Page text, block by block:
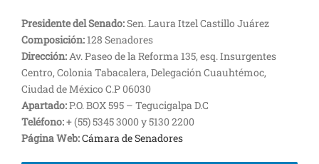
Presidente del Senado:Sen. Laura Itzel Castillo Juárez
Composición: 128 Senadores
Dirección:Av. Paseo de la Reforma 135, esq. Insurgentes
Centro, Colonia Tabacalera, Delegación Cuauhtémoc,
Ciudad de México C.P 06030
Apartado:P.O. BOX 595 – Tegucigalpa D.C
Teléfono:+ (55) 5345 3000 y 5130 2200
Página Web:Cámara de Senadores